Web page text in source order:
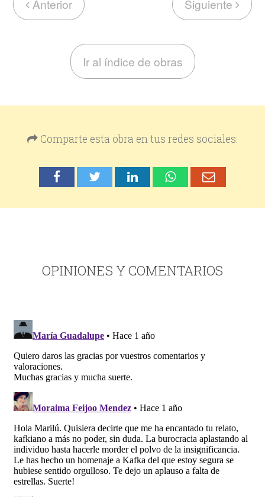
Anterior Siguiente
Ir al índice de obras
Comparte esta obra en tus redes sociales:
OPINIONES Y COMENTARIOS